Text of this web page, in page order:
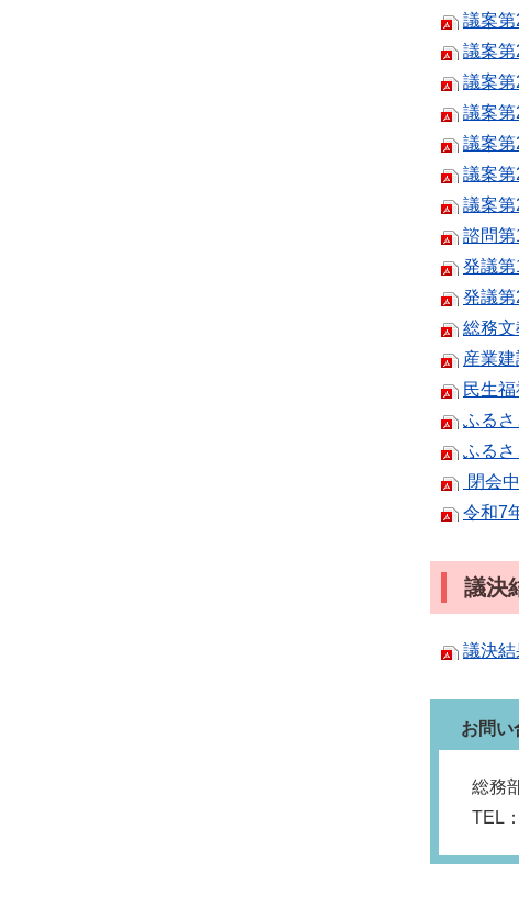
議案
議案
議案
議案
議案
議案
議案
諮問
発議
発議
総務
産業
民生
ふる
ふる
閉会
令和7
議決
議決結
お問い
総務
TEL：